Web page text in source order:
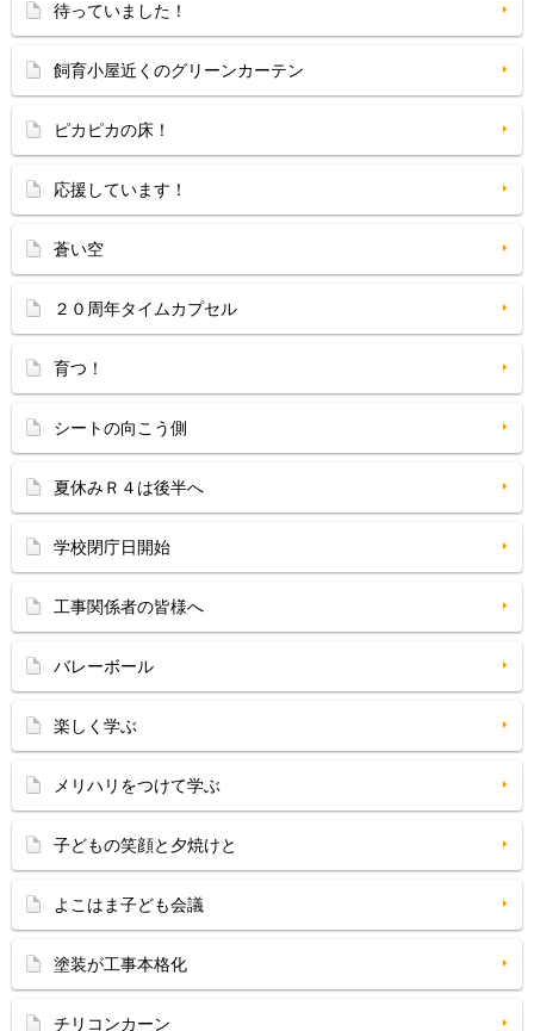
待っていました！
飼育小屋近くのグリーンカーテン
ピカピカの床！
応援しています！
蒼い空
２０周年タイムカプセル
育つ！
シートの向こう側
夏休みＲ４は後半へ
学校閉庁日開始
工事関係者の皆様へ
バレーボール
楽しく学ぶ
メリハリをつけて学ぶ
子どもの笑顔と夕焼けと
よこはま子ども会議
塗装が工事本格化
チリコンカーン